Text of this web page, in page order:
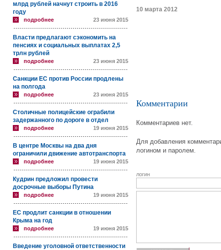
млрд рублей начнут строить в 2016
году
подробнее 23 июня 2015
Власти предлагают сэкономить на
пенсиях и социальных выплатах 2,5
трлн рублей
подробнее 23 июня 2015
Санкции ЕС против России продлены
на полгода
подробнее 23 июня 2015
Столичные полицейские ограбили
задержанного по дороге в отдел
подробнее 19 июня 2015
В центре Москвы на два дня
ограничили движение автотранспорта
подробнее 19 июня 2015
Кудрин предложил провести
досрочные выборы Путина
подробнее 19 июня 2015
ЕС продлит санкции в отношении
Крыма на год
подробнее 19 июня 2015
Введение уголовной ответственности
10 марта 2012
Комментарии
Комментариев нет.
Для добавления
логином и паролем.
логин